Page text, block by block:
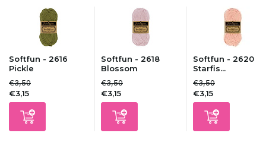
Softfun - 2616
Pickle
€3,50
€3,15
Softfun - 2618
Blossom
€3,50
€3,15
Softfun - 2620
Starfis...
€3,50
€3,15